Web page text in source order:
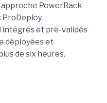
PowerRack
ProDeploy.
intégrés et pré-validés
déployées et
de six heures.